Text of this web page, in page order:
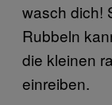
wasch dich!
Rubbeln
die kleinen
einreiben.